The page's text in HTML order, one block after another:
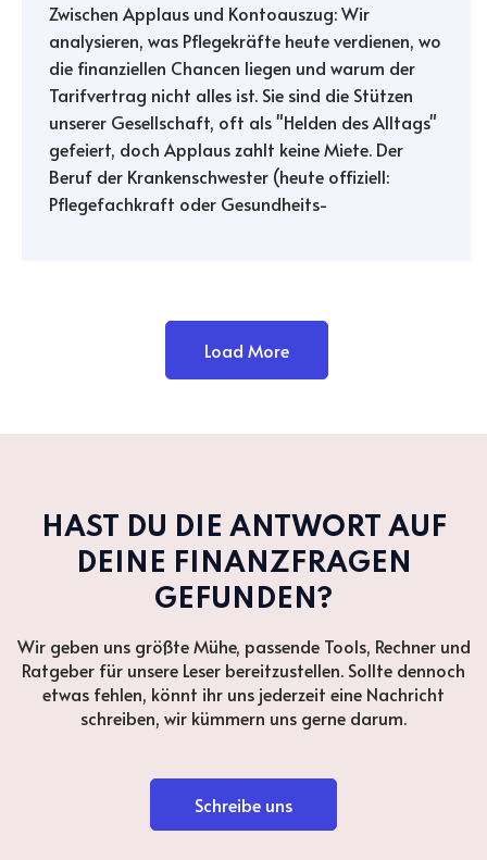
Zwischen Applaus und Kontoauszug: Wir
analysieren, was Pflegekräfte heute verdienen, wo
die finanziellen Chancen liegen und warum der
Tarifvertrag nicht alles ist. Sie sind die Stützen
unserer Gesellschaft, oft als "Helden des Alltags"
gefeiert, doch Applaus zahlt keine Miete. Der
Beruf der Krankenschwester (heute offiziell:
Pflegefachkraft oder Gesundheits-
Load More
HAST DU DIE ANTWORT AUF
DEINE FINANZFRAGEN
GEFUNDEN?
Wir geben uns größte Mühe, passende Tools, Rechner und
Ratgeber für unsere Leser bereitzustellen. Sollte dennoch
etwas fehlen, könnt ihr uns jederzeit eine Nachricht
schreiben, wir kümmern uns gerne darum.
Schreibe uns